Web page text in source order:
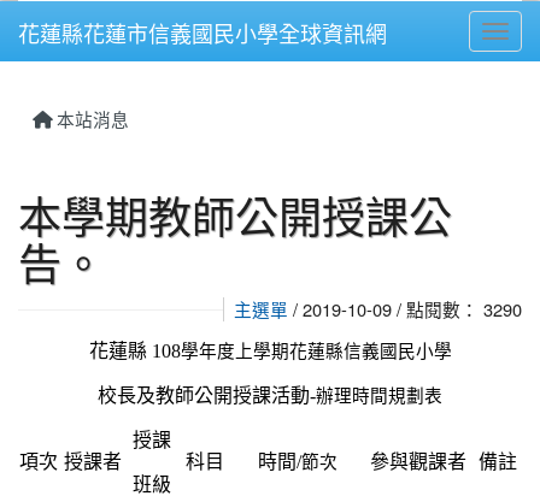
⏸
花蓮縣花蓮市信義國民小學全球資訊網
本站消息
本學期教師公開授課公
告。
主選單 / 2019-10-09 / 點閱數： 3290
花蓮縣 108學年度上學期花蓮縣信義國民小學
校長及教師公開授課活動-辦理時間規劃表
項次 授課者
授課
班級
科目 時間/節次 參與觀課者 備註